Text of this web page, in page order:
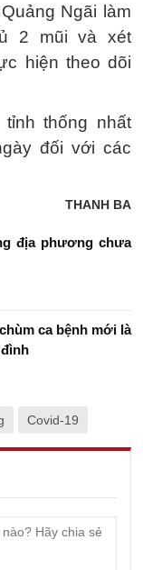
Ngãi làm
2 mũi và xét
hiện theo dõi
thống nhất
đối với các
THANH BA
địa phương chưa
ca bệnh mới là
Covid-19